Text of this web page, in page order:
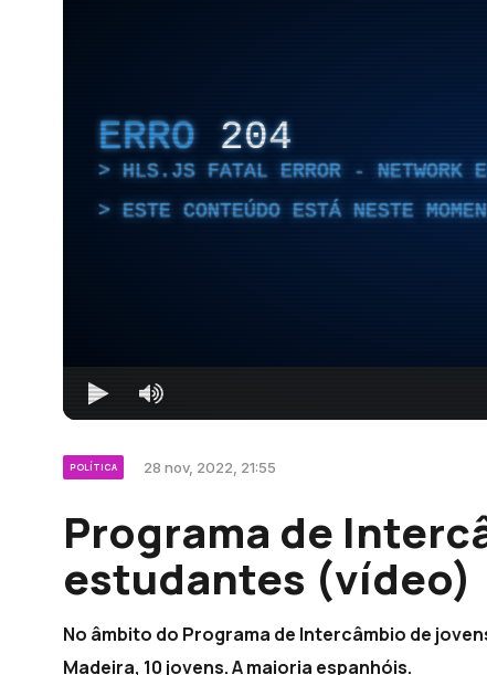
ERRO 204
HLS.JS FATAL ERROR - NETWORK
ESTE CONTEÚDO ESTÁ NESTE
POLÍTICA 28 nov, 2022, 21:55
Programa de
estudantes (vídeo)
No âmbito do Programa de Intercâmbio de
Madeira, 10 jovens. A maioria espanhóis.